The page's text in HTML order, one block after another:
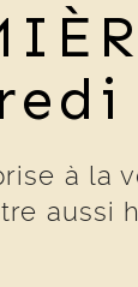
à la
aussi